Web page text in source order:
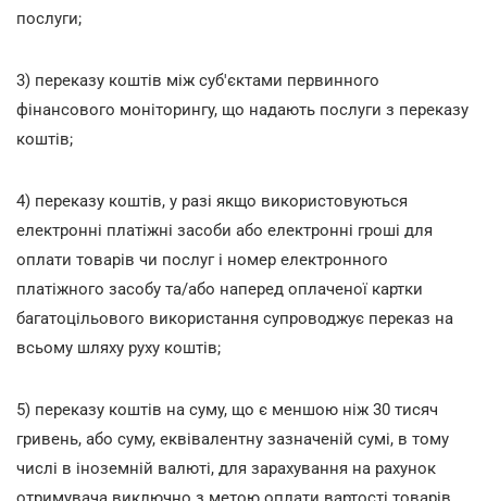
послуги;
3) переказу коштів між суб'єктами первинного
фінансового моніторингу, що надають послуги з переказу
коштів;
4) переказу коштів, у разі якщо використовуються
електронні платіжні засоби або електронні гроші для
оплати товарів чи послуг і номер електронного
платіжного засобу та/або наперед оплаченої картки
багатоцільового використання супроводжує переказ на
всьому шляху руху коштів;
5) переказу коштів на суму, що є меншою ніж 30 тисяч
гривень, або суму, еквівалентну зазначеній сумі, в тому
числі в іноземній валюті, для зарахування на рахунок